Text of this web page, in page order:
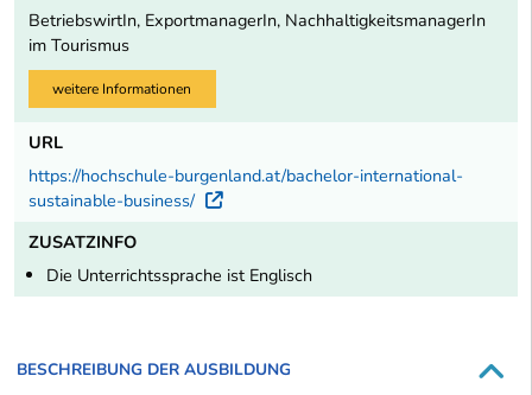
BetriebswirtIn, ExportmanagerIn, NachhaltigkeitsmanagerIn
im Tourismus
weitere Informationen
URL
https://hochschule-burgenland.at/bachelor-international-
sustainable-business/
Externer Link
ZUSATZINFO
Die Unterrichtssprache ist Englisch
BESCHREIBUNG DER AUSBILDUNG